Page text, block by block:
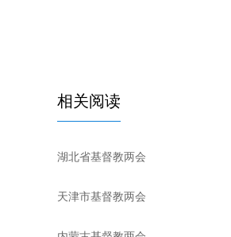
相关阅读
湖北省基督教两会
天津市基督教两会